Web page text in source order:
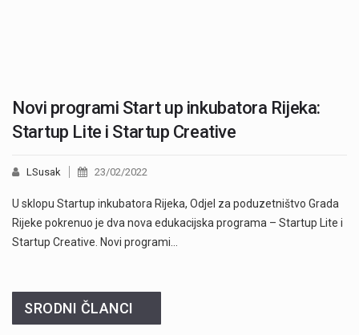
Novi programi Start up inkubatora Rijeka:
Startup Lite i Startup Creative
LSusak 23/02/2022
U sklopu Startup inkubatora Rijeka, Odjel za poduzetništvo Grada
Rijeke pokrenuo je dva nova edukacijska programa – Startup Lite i
Startup Creative. Novi programi…
SRODNI ČLANCI